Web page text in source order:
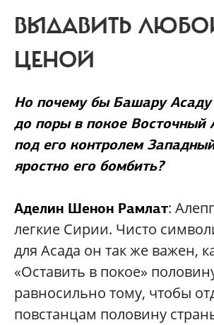
ВЫДАВИТЬ
ЦЕНОЙ
Но почему бы Башару Асаду
до поры в покое Восточный
под его контролем
яростно его бомбить?
Аделин Шенон Рамлат:
легкие Сирии. Чисто
для Асада он так же важен,
«Оставить в покое»
равносильно тому, чтобы
повстанцам половину